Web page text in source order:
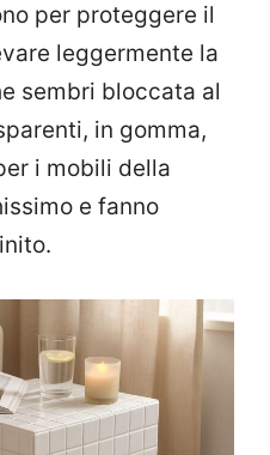
per proteggere il
leggermente la
sembri bloccata al
in gomma,
i mobili della
e fanno